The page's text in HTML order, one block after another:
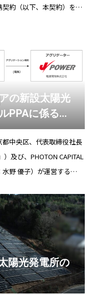
約（以下、本契約）を締
の新設太陽光
PPAに係るア
約の締結
中央区、代表取締役社長
及び、PHOTON CAPITAL
野 優子）が運営する
陽光発電所の